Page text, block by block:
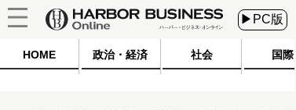
▶PC版
HOME 政治・経済 社会 国際